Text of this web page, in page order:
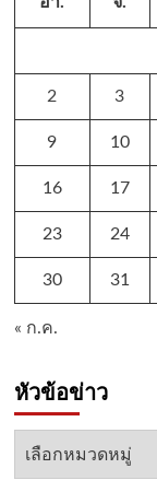
2 3
9 10
16 17
23 24
30 31
« ก.ค.
หัวข้อข่าว
หัวข้อ